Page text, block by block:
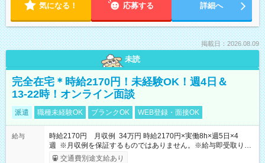
気になる！ 応募する 詳細へ
掲載日：2026.08.09
未読
完全在宅＊時給2170円！未経験OK！週4日＆
13-22時！オンライン面談
派遣 職種未経験OK ブランクOK WEB登録・面接OK
給与
時給2170円 月収例 34万円 時給2170円×実働8h×週5日×4
週 ※月収例を保証するものではありません。※給与即受取りサ
ービス利用可（利用条件有）
交通費別途支給あり